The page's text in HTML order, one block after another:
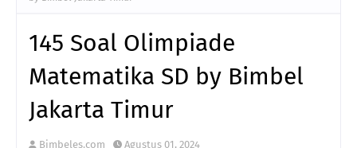
145 Soal Olimpiade
Matematika SD by Bimbel
Jakarta Timur
Bimbeles.com Agustus 01, 2024